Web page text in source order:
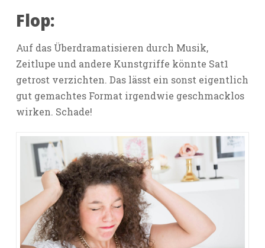
Flop:
Auf das Überdramatisieren durch Musik,
Zeitlupe und andere Kunstgriffe könnte Sat1
getrost verzichten. Das lässt ein sonst eigentlich
gut gemachtes Format irgendwie geschmacklos
wirken. Schade!